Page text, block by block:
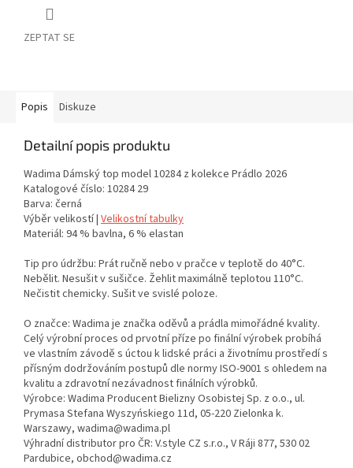
ZEPTAT SE
Popis Diskuze
Detailní popis produktu
Wadima Dámský top model 10284 z kolekce Prádlo 2026
Katalogové číslo: 10284 29
Barva: černá
Výběr velikostí | Velikostní tabulky
Materiál: 94 % bavlna, 6 % elastan
Tip pro údržbu: Prát ručně nebo v pračce v teplotě do 40°C.
Nebělit. Nesušit v sušičce. Žehlit maximálně teplotou 110°C.
Nečistit chemicky. Sušit ve svislé poloze.
O značce: Wadima je značka oděvů a prádla mimořádné kvality.
Celý výrobní proces od prvotní příze po finální výrobek probíhá
ve vlastním závodě s úctou k lidské práci a životnímu prostředí s
přísným dodržováním postupů dle normy ISO-9001 s ohledem na
kvalitu a zdravotní nezávadnost finálních výrobků.
Výrobce: Wadima Producent Bielizny Osobistej Sp. z o.o., ul.
Prymasa Stefana Wyszyńskiego 11d, 05-220 Zielonka k.
Warszawy, wadima@wadima.pl
Výhradní distributor pro ČR: V.style CZ s.r.o., V Ráji 877, 530 02
Pardubice, obchod@wadima.cz